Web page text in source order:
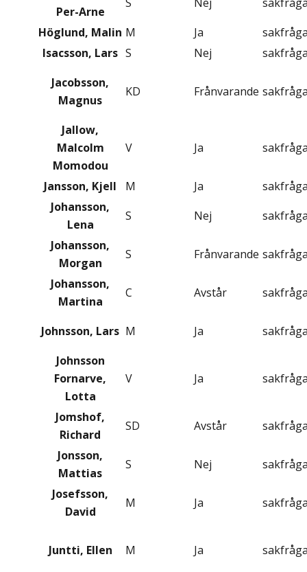
Per-Arne
Höglund, Malin M Ja
Isacsson, Lars S Nej
Jacobsson,
Magnus
KD Frånvarande
Jallow,
Malcolm
Momodou
V Ja
Jansson, Kjell M Ja
Johansson,
Lena
S Nej
Johansson,
Morgan
S Frånvarande
Johansson,
Martina
C Avstår
Johnsson, Lars M Ja
Johnsson
Fornarve,
Lotta
V Ja
Jomshof,
Richard
SD Avstår
Jonsson,
Mattias
S Nej
Josefsson,
David
M Ja
Juntti, Ellen M Ja